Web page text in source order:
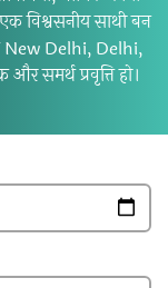
विश्वसनीय साथी बन
New Delhi, Delhi,
समर्थ प्रवृत्ति हो।